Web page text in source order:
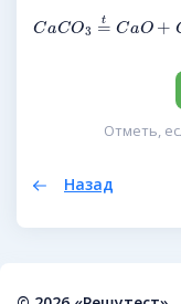
CaCO3 =
t
CaO +
Отметь,
Назад